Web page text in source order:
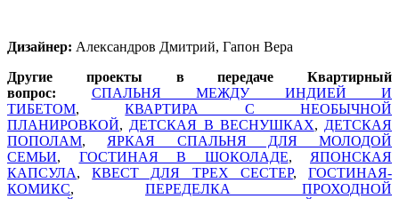
Дизайнер: Александров Дмитрий, Гапон Вера
Другие проекты в передаче Квартирный
вопрос: СПАЛЬНЯ МЕЖДУ ИНДИЕЙ И
ТИБЕТОМ,КВАРТИРА С НЕОБЫЧНОЙ
ПЛАНИРОВКОЙ, ДЕТСКАЯ В ВЕСНУШКАХ, ДЕТСКАЯ
ПОПОЛАМ, ЯРКАЯ СПАЛЬНЯ ДЛЯ МОЛОДОЙ
СЕМЬИ, ГОСТИНАЯ В ШОКОЛАДЕ, ЯПОНСКАЯ
КАПСУЛА,КВЕСТ ДЛЯ ТРЕХ СЕСТЕР,ГОСТИНАЯ-
КОМИКС, ПЕРЕДЕЛКА ПРОХОДНОЙ